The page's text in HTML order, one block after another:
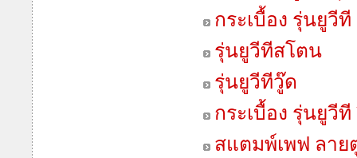
กระเบื้อง รุ่นยูวีที
รุ่นยูวีทีสโตน
รุ่นยูวีทีวู๊ด
กระเบื้อง รุ่นยูวีที
สแตมพ์เพฟ ลาย